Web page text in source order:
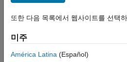
Number Manipulation IV
1
Search
Sort by:
또한 다음 목록에서 웹사이트를 선택
미주
América Latina (Español)